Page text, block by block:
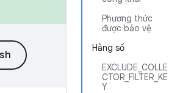
Phương thức
được bảo vệ
Hằng số
EXCLUDE_COLLE
CTOR_FILTER_KE
Y